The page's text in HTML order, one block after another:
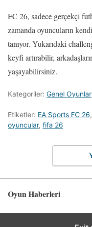
FC 26, sadece gerçekçi
zamanda oyuncuların
tanıyor. Yukarıdaki
keyfi artırabilir,
yaşayabilirsiniz.
Kategoriler: Genel Oyunlar
Etiketler: EA Sports FC 26,
oyuncular, fifa 26
Oyun Haberleri